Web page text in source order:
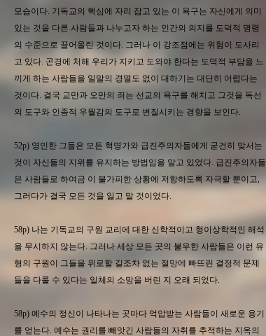
모습이다. 기독교의 핵심에 자리 잡고 있는 이 욕구는 자신에게 의미
있는 것을 다른 사람들과 나누고자 하는 인간의 의지를 도덕적 명령
의 수준으로 끌어올린 것이다. 그러나 이 강조점에는 위험이 도사리
고 있다. 곤경에 처해 우리가 지키고 도와야 한다는 도덕적 부담을 느
끼게 하는 사람들을 일말의 경멸도 없이 대하기는 대단히 어렵다는
것이다. 결국 교만과 오만의 죄는 선교의 욕구를 해치고 그것을 독선
의 도구와 인종적 우월감의 도구로 변질시키는 경향을 보인다.
52p) 영민한 그들은 모든 혁명가와 급진주의자들에게 굳건히 맞서는
것이 자신들의 지위를 유지하는 방법임을 알고 있었다. 급진주의자들
은 사람들로 하여금 이 불가피한 상황에 저항하도록 자극할 뿐이고,
그러다가 결국 모든 것을 잃고 말 것이었다.
58p) 나는 기독교의 구원 교리에 대한 신학적이고 형이상학적인 해석
을 무시하지 않는다. 그러나 세상 모든 곳의 불우한 사람들은 이런 유
형의 구원이 그들을 위로할 길조차 없는 절망에 빠뜨린 결정적 문제
들을 다룰 수 있다는 일체의 소망을 버린 지 오래 되었다.
58p) 예수의 정신이 나타나는 곳마다 억압받는 사람들이 새로운 용기
를 얻는다. 예수는 권리를 빼앗긴 사람들의 자취를 추적하는 지옥의